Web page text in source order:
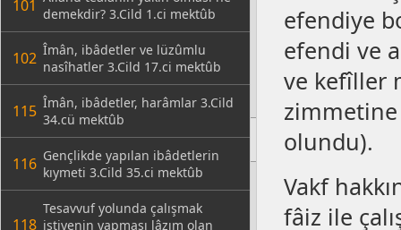
101 demekdir? 3.Cild 1.ci mektûb
102 Îmân, ibâdetler ve lüzûmlu
nasîhatler 3.Cild 17.ci mektûb
115 Îmân, ibâdetler, harâmlar 3.Cild
34.cü mektûb
116 Gençlikde yapılan ibâdetlerin
kıymeti 3.Cild 35.ci mektûb
118
Tesavvuf yolunda çalışmak
istiyenin yapması lâzım olan
efendiye
efendi ve
ve kefîller
zimmetine
olundu).
Vakf
fâiz ile